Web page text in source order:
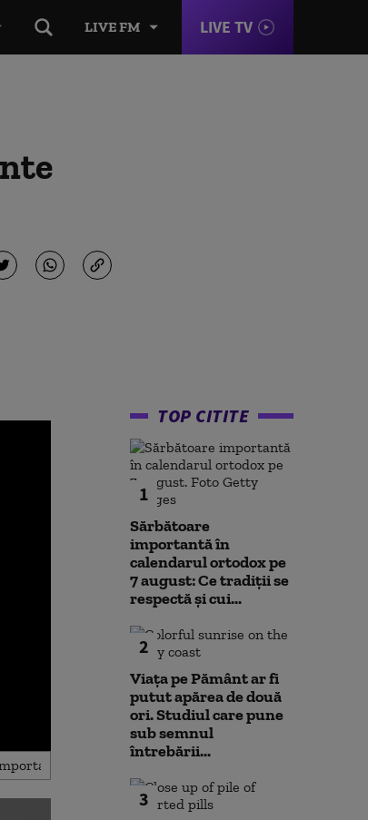
LIVE FM LIVE TV
TOP CITITE
1
Sărbătoare
importantă în
calendarul ortodox pe
7 august: Ce tradiții se
respectă și cui...
2
Viața pe Pământ ar fi
putut apărea de două
ori. Studiul care pune
sub semnul
întrebării...
3